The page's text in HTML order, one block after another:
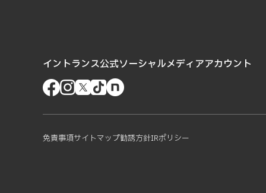
イントランス公式ソーシャルメディアアカウント
免責事項サイトマップ勧誘方針IRポリシー